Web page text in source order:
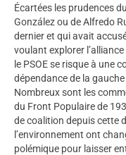
Écartées les prudences
González ou de Alfredo
dernier et qui avait
voulant explorer
le PSOE se risque à une
dépendance de la
Nombreux sont les
du Front Populaire de
de coalition depuis cette
l’environnement ont
polémique pour laisser